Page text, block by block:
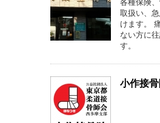
各種保険
取扱い、
けます。
ない方に
す。
小作接